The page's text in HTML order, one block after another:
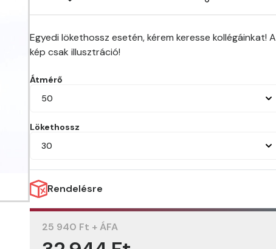
Egyedi lökethossz esetén, kérem keresse kollégáinkat! A
kép csak illusztráció!
Átmérő
50
Lökethossz
30
Rendelésre
25 940 Ft + ÁFA